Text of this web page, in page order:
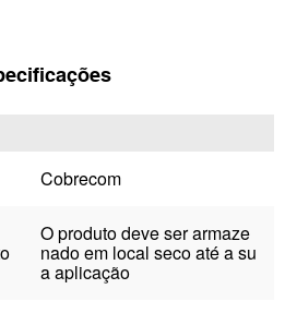
Cobrecom
O produto deve ser armaze
nado em local seco até a su
a aplicação